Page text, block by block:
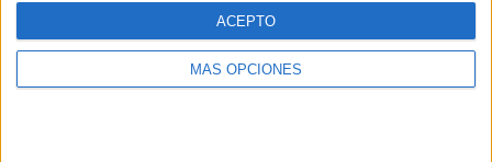
MÁS OPCIONES
ACEPTO